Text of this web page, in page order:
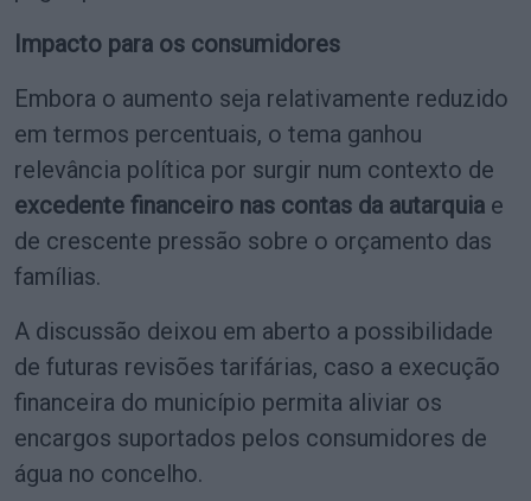
Impacto para os consumidores
Embora o aumento seja relativamente reduzido
em termos percentuais, o tema ganhou
relevância política por surgir num contexto de
excedente financeiro nas contas da autarquia e
de crescente pressão sobre o orçamento das
famílias.
A discussão deixou em aberto a possibilidade
de futuras revisões tarifárias, caso a execução
financeira do município permita aliviar os
encargos suportados pelos consumidores de
água no concelho.